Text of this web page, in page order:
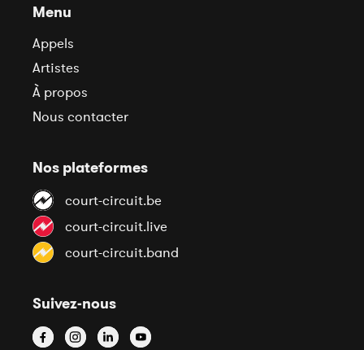
Menu
Appels
Artistes
À propos
Nous contacter
Nos plateformes
court-circuit.be
court-circuit.live
court-circuit.band
Suivez-nous